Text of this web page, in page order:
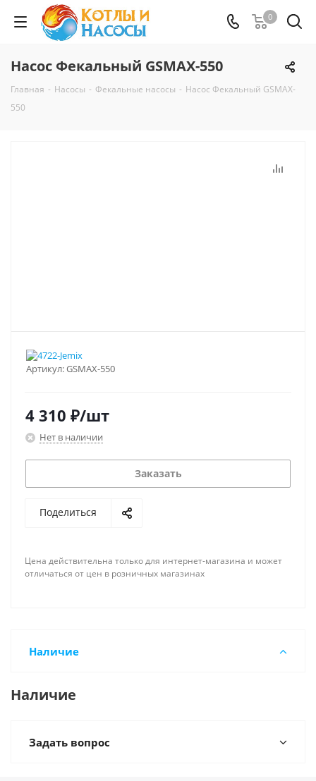
0
Насос Фекальный GSMAX-550
Главная - Насосы - Фекальные насосы - Насос Фекальный GSMAX-
550
Артикул:GSMAX-550
4 310 ₽/шт
Нет в наличии
Заказать
Поделиться
Цена действительна только для интернет-магазина и может
отличаться от цен в розничных магазинах
Наличие
Наличие
Задать вопрос